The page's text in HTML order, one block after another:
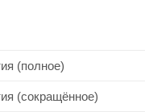
(полное)
(сокращённое)